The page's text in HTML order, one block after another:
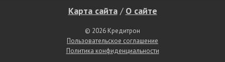
Карта сайта/ О сайте
© 2026 Кредитрон
Пользовательское соглашение
Политика конфиденциальности